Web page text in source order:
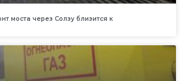
моста через Солзу близится к